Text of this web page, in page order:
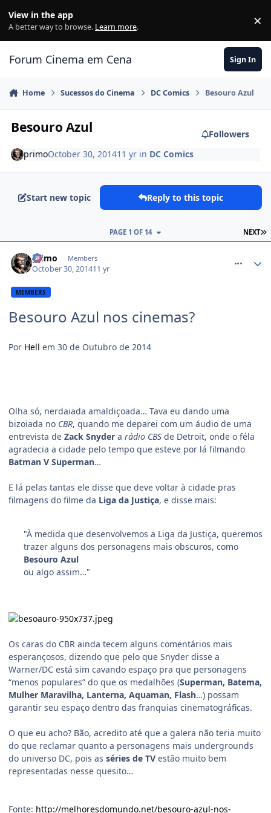
View in the app
A better way to browse. Learn more. ×
Forum Cinema em Cena Sign In
Home Sucessos do Cinema DC Comics Besouro Azul
Besouro Azul
Followers
primoOctober 30, 201411 yr in DC Comics
Start new topic Reply to this topic
NEXT
PAGE 1 OF 14
primo Members
October 30, 201411 yr
MEMBERS
Besouro Azul nos cinemas?
Por Hell em 30 de Outubro de 2014
Olha só, nerdaiada amaldiçoada… Tava eu dando uma
bizoiada no CBR, quando me deparei com um áudio de uma
entrevista de Zack Snyder a rádio CBS de Detroit, onde o féla
agradecia a cidade pelo tempo que esteve por lá filmando
Batman V Superman…
E lá pelas tantas ele disse que deve voltar à cidade pras
filmagens do filme da Liga da Justiça, e disse mais:
"À medida que desenvolvemos a Liga da Justiça, queremos
trazer alguns dos personagens mais obscuros, como
Besouro Azul
ou algo assim…"
Os caras do CBR ainda tecem alguns comentários mais
esperançosos, dizendo que pelo que Snyder disse a
Warner/DC está sim cavando espaço pra que personagens
“menos populares” do que os medalhões (Superman, Batema,
Mulher Maravilha, Lanterna, Aquaman, Flash…) possam
garantir seu espaço dentro das franquias cinematográficas.
O que eu acho? Bão, acredito até que a galera não teria muito
do que reclamar quanto a personagens mais undergrounds
do universo DC, pois as séries de TV estão muito bem
representadas nesse quesito…
Fonte: http://melhoresdomundo.net/besouro-azul-nos-